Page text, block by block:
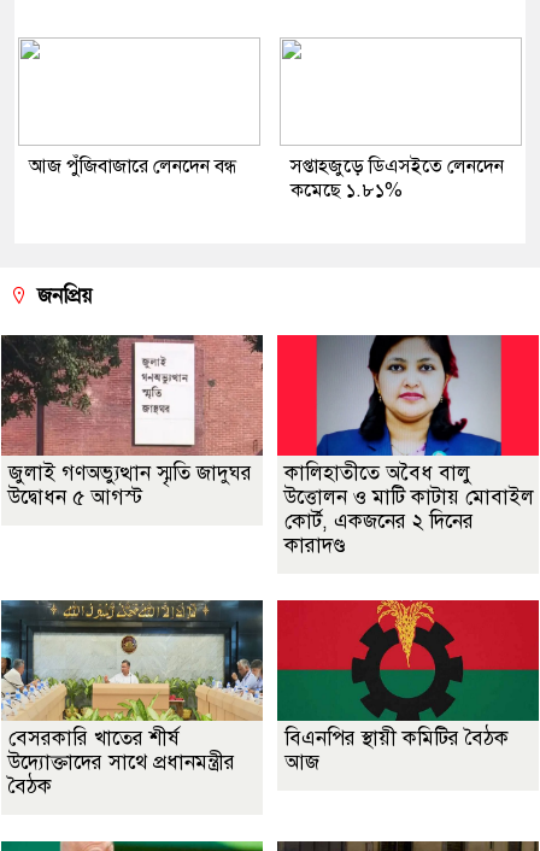
আজ পুঁজিবাজারে লেনদেন বন্ধ
সপ্তাহজুড়ে ডিএসইতে লেনদেন
কমেছে ১.৮১%
জনপ্রিয়
জুলাই গণঅভ্যুত্থান স্মৃতি জাদুঘর
উদ্বোধন ৫ আগস্ট
কালিহাতীতে অবৈধ বালু
উত্তোলন ও মাটি কাটায় মোবাইল
কোর্ট, একজনের ২ দিনের
কারাদণ্ড
বেসরকারি খাতের শীর্ষ
উদ্যোক্তাদের সাথে প্রধানমন্ত্রীর
বৈঠক
বিএনপির স্থায়ী কমিটির বৈঠক
আজ